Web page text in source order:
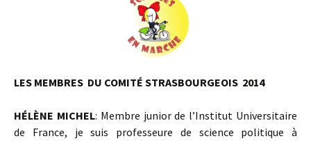
LES MEMBRES DU COMITÉ STRASBOURGEOIS 2014
HÉLÈNE MICHEL: Membre junior de l’Institut Universitaire
de France, je suis professeure de science politique à